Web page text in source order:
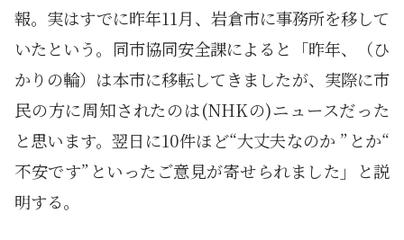
報。実はすでに昨年11月、岩倉市に事務所を移して
いたという。同市協同安全課によると「昨年、（ひ
かりの輪）は本市に移転してきましたが、実際に市
民の方に周知されたのは(NHKの)ニュースだった
と思います。翌日に10件ほど“大丈夫なのか ”とか“
不安です”といったご意見が寄せられました」と説
明する。